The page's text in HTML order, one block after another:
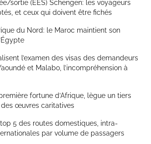
sortie (EES) Schengen: les voyageurs
et ceux qui doivent être fichés
du Nord: le Maroc maintient son
l’examen des visas des demandeurs
et Malabo, l’incompréhension à
fortune d’Afrique, lègue un tiers
œuvres caritatives
5 des routes domestiques, intra-
par volume de passagers